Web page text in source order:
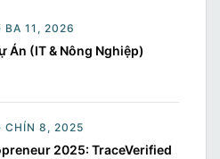
BA 11, 2026
Án (IT & Nông Nghiệp)
CHÍN 8, 2025
2025: TraceVerified